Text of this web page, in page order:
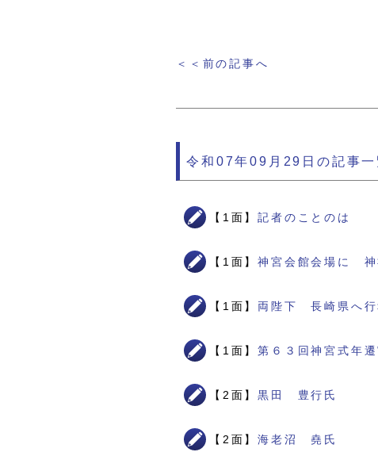
＜＜前の記事へ
令和07年09月29日の記事一
【1面】記者のことのは
【1面】神宮会館会場に 神
【1面】 両陛下 長崎県へ
【1面】第６３回神宮式年
【2面】黒田 豊行氏
【2面】海老沼 堯氏